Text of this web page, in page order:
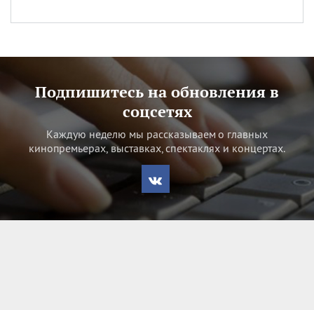
Подпишитесь на обновления в
соцсетях
Каждую неделю мы рассказываем о главных
кинопремьерах, выставках, спектаклях и концертах.